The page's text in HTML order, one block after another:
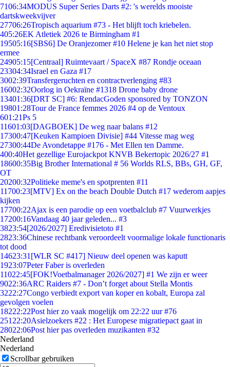
7106:34MODUS Super Series Darts #2: 's werelds mooiste
dartskweekvijver
27706:26Tropisch aquarium #73 - Het blijft toch kriebelen.
405:26EK Atletiek 2026 te Birmingham #1
19505:16[SBS6] De Oranjezomer #10 Helene je kan het niet stop
ermee
24905:15[Centraal] Ruimtevaart / SpaceX #87 Rondje oceaan
23304:34Israel en Gaza #17
3002:39Transfergeruchten en contractverlenging #83
16002:32Oorlog in Oekraïne #1318 Drone baby drone
13401:36[DRT SC] #6: RendacGoden sponsored by TONZON
19801:28Tour de France femmes 2026 #4 op de Ventoux
601:21Ps 5
11601:03[DAGBOEK] De weg naar balans #12
17300:47[Keuken Kampioen Divisie] #44 Vitesse mag weg
27300:44De Avondetappe #176 - Met Ellen ten Damme.
400:40Het gezellige Eurojackpot KNVB Bekertopic 2026/27 #1
18600:35Big Brother International # 56 Worlds RLS, BBs, GH, GF,
OT
20200:32Politieke meme's en spotprenten #11
11700:23[MTV] Ex on the beach Double Dutch #17 wederom aapjes
kijken
17700:22Ajax is een parodie op een voetbalclub #7 Vuurwerkjes
17200:16Vandaag 40 jaar geleden... #3
3823:54[2026/2027] Eredivisietoto #1
2823:36Chinese rechtbank veroordeelt voormalige lokale functionaris
tot dood
14623:31 [WLR SC #417] Nieuw deel openen was kaputt
1923:07Peter Faber is overleden
11022:45[FOK!Voetbalmanager 2026/2027] #1 We zijn er weer
9022:36ARC Raiders #7 - Don’t forget about Stella Montis
3222:27Congo verbiedt export van koper en kobalt, Europa zal
gevolgen voelen
18222:22Post hier zo vaak mogelijk om 22:22 uur #76
251 22:20Asielzoekers #22 : Het Europese migratiepact gaat in
28022:06Post hier pas overleden muzikanten #32
Nederland
Nederland
Scrollbar gebruiken